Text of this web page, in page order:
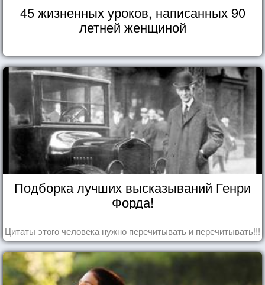
45 жизненных уроков, написанных 90
летней женщиной
Подборка лучших высказываний Генри
Форда!
Цитаты этого человека нужно перечитывать и перечитывать!!!